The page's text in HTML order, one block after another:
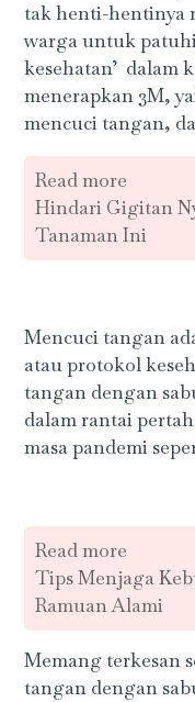
tak henti-hentinya
warga untuk
kesehatan’ dalam
menerapkan 3M,
mencuci tangan,
Read more
Hindari Gigitan
Tanaman Ini
Mencuci tangan
atau protokol
tangan dengan
dalam rantai
masa pandemi
Read more
Tips Menjaga
Ramuan Alami
Memang terkesan
tangan dengan